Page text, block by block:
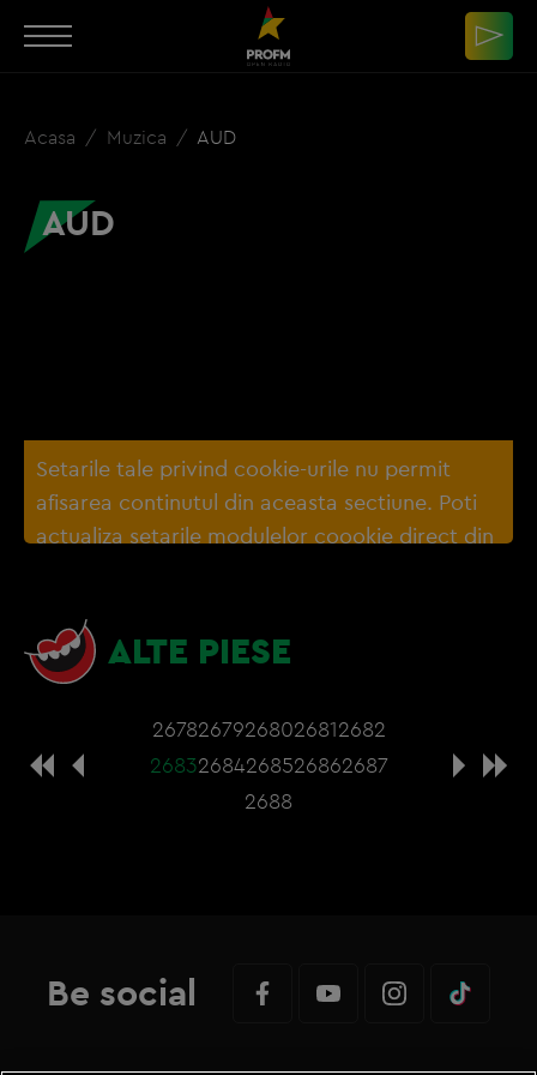
Acasa Muzica AUD
AUD
Setarile tale privind cookie-urile nu permit
afisarea continutul din aceasta sectiune. Poti
actualiza setarile modulelor coookie direct din
ALTE PIESE
26782679268026812682
26832684268526862687
2688
Be social